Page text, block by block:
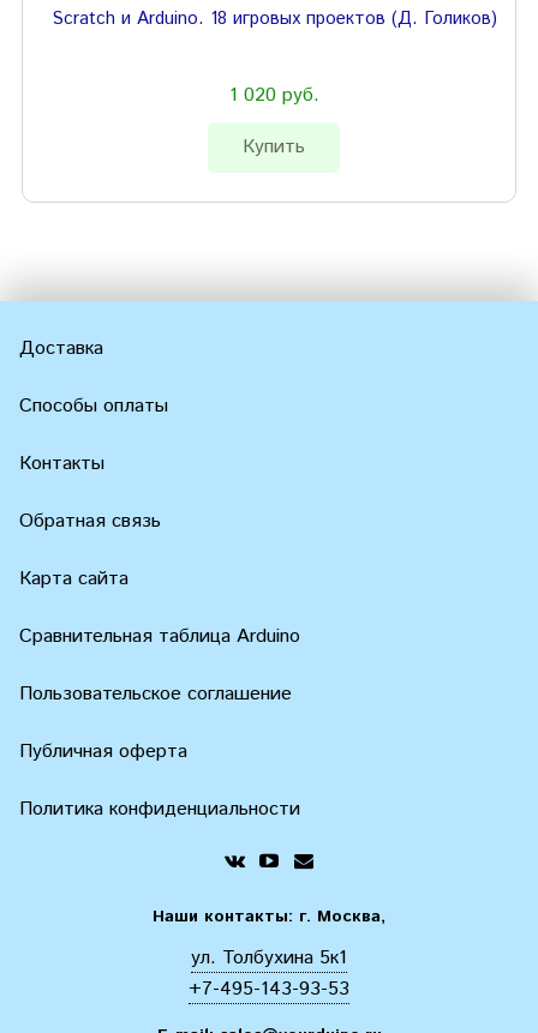
Scratch и Arduino. 18 игровых проектов (Д. Голиков)
1 020 руб.
Купить
Доставка
Способы оплаты
Контакты
Обратная связь
Карта сайта
Сравнительная таблица Arduino
Пользовательское соглашение
Публичная оферта
Политика конфиденциальности
Наши контакты: г. Москва,
ул. Толбухина 5к1
+7-495-143-93-53